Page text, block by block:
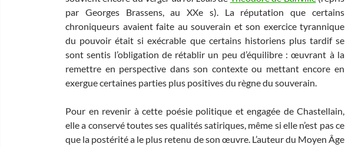
par Georges Brassens, au XXe s). La réputation que certains
chroniqueurs avaient faite au souverain et son exercice tyrannique
du pouvoir était si exécrable que certains historiens plus tardif se
sont sentis l’obligation de rétablir un peu d’équilibre : œuvrant à la
remettre en perspective dans son contexte ou mettant encore en
exergue certaines parties plus positives du règne du souverain.
Pour en revenir à cette poésie politique et engagée de Chastellain,
elle a conservé toutes ses qualités satiriques, même si elle n’est pas ce
que la postérité a le plus retenu de son œuvre. L’auteur du Moyen Âge